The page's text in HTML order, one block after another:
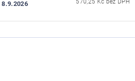
8.9.2026 570,25 Kč bez DPH